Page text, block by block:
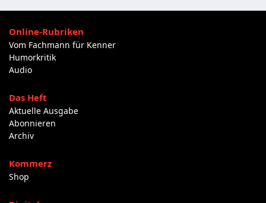
Online-Rubriken
Vom Fachmann für Kenner
Humorkritik
Audio
Das Heft
Aktuelle Ausgabe
Abonnieren
Archiv
Kommerz
Shop